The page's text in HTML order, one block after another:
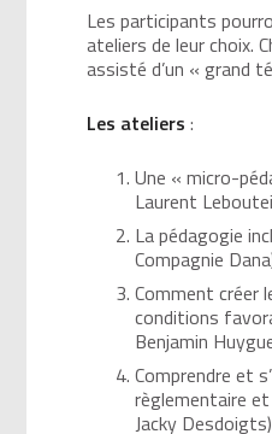
Les participants
ateliers de leur choix.
assisté d’un « grand
Les ateliers :
Une « micro-
Laurent
La pédagogie
Compagnie
Comment créer
conditions
Benjamin
Comprendre et
règlementaire
Jacky Desdoigts)